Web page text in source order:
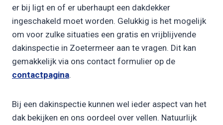
er bij ligt en of er uberhaupt een dakdekker
ingeschakeld moet worden. Gelukkig is het mogelijk
om voor zulke situaties een gratis en vrijblijvende
dakinspectie in Zoetermeer aan te vragen. Dit kan
gemakkelijk via ons contact formulier op de
contactpagina.
Bij een dakinspectie kunnen wel ieder aspect van het
dak bekijken en ons oordeel over vellen. Natuurlijk